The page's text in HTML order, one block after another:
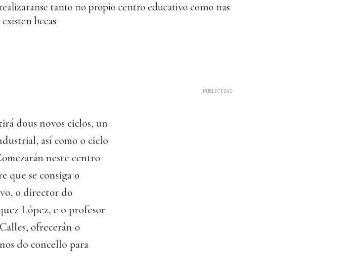
tanto no propio centro educativo como nas
becas
dous novos ciclos, un
así como o ciclo
neste centro
que se consiga o
o director do
López, e o profesor
ofrecerán o
do concello para